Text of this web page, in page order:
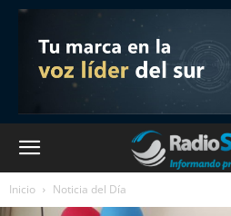
Inicio Noticia del Día